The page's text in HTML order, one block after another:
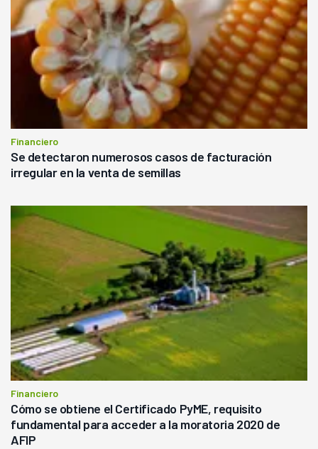
Financiero
Se detectaron numerosos casos de facturación
irregular en la venta de semillas
Financiero
Cómo se obtiene el Certificado PyME, requisito
fundamental para acceder a la moratoria 2020 de
AFIP